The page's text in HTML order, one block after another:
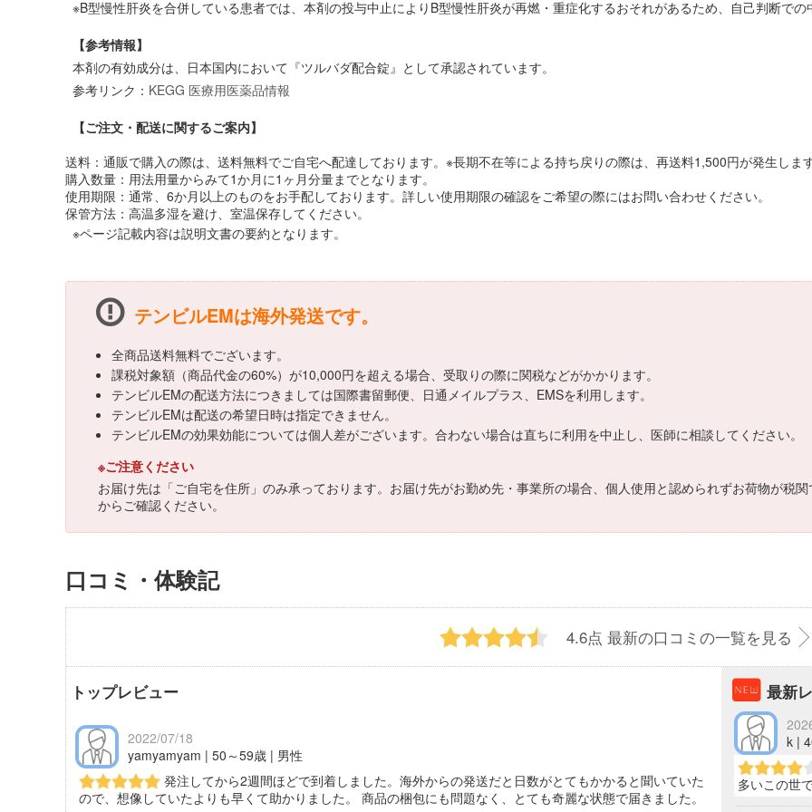
※B型慢性肝炎を合併している患者では、本剤の投与中止によりB型慢性肝炎が再燃・重症化するおそれがあるため、自己判断での
【参考情報】
本剤の有効成分は、日本国内において『ツルバダ配合錠』として承認されています。
参考リンク： KEGG 医療用医薬品情報
【ご注文・配送に関するご案内】
送料：通販で購入の際は、送料無料でご自宅へ配達しております。※長期不在等による持ち戻りの際は、再送料1,500円が発生します
購入数量：用法用量からみて1か月に1ヶ月分量までとなります。
使用期限：通常、6か月以上のものをお手配しております。詳しい使用期限の確認をご希望の際にはお問い合わせください。
保管方法：高温多湿を避け、室温保存してください。
※ページ記載内容は説明文書の要約となります。
テンビルEMは海外発送です。
全商品送料無料でございます。
課税対象額（商品代金の60%）が10,000円を超える場合、受取りの際に関税などがかかります。
テンビルEMの配送方法につきましては国際書留郵便、日通メイルプラス、EMSを利用します。
テンビルEMは配送の希望日時は指定できません。
テンビルEMの効果効能については個人差がございます。合わない場合は直ちに利用を中止し、医師に相談してください。
※ご注意ください
お届け先は「ご自宅を住所」のみ承っております。お届け先がお勤め先・事業所の場合、個人使用と認められずお荷物が税
からご確認ください。
口コミ・体験記
4.6点 最新の口コミの一覧を見る
トップレビュー
2022/07/18
yamyamyam | 50～59歳 | 男性
発注してから2週間ほどで到着しました。海外からの発送だと日数がとてもかかると聞いていた
ので、想像していたよりも早くて助かりました。 商品の梱包にも問題なく、とても奇麗な状態で届きました。
最新
k |
多いこの世